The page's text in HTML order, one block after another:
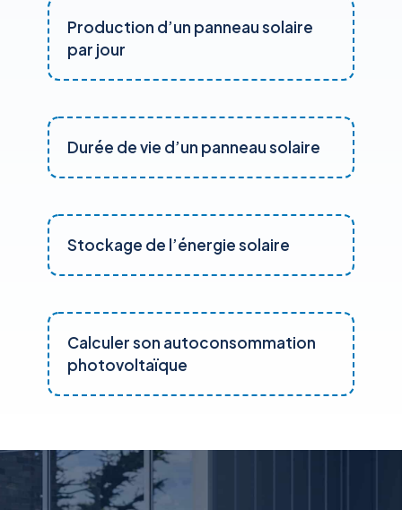
Production d’un panneau solaire
par jour
Durée de vie d’un panneau solaire
Stockage de l’énergie solaire
Calculer son autoconsommation
photovoltaïque